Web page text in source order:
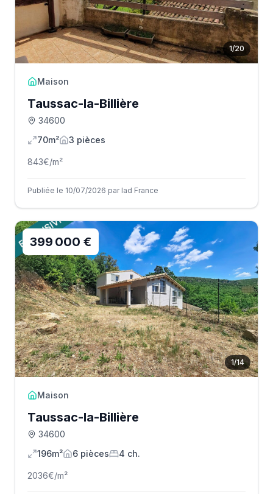
1/20
Maison
Taussac-la-Billière
34600
70m²
3 pièces
843€/m²
Publiée le 10/07/2026 par Iad France
1/14
399 000 €
Maison
Taussac-la-Billière
34600
196m²
6 pièces 4 ch.
2036€/m²